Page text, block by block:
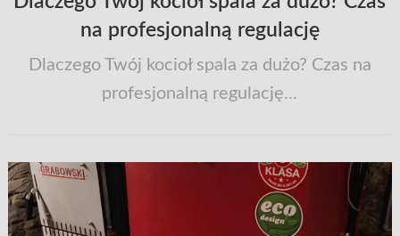
na profesjonalną regulację
Dlaczego Twój kocioł spala za dużo? Czas na
profesjonalną regulację...